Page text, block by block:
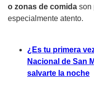
o zonas de comida son
especialmente atento.
¿Es tu primera
Nacional de San
salvarte la noche